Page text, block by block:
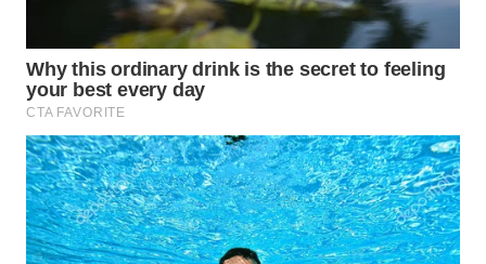
SEMARANG
WN
SOLO
WN
BOROBUDUR
WN